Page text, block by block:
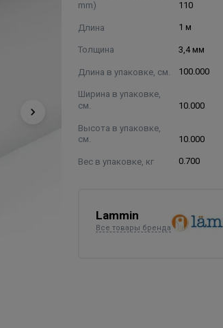
mm)
110
Длина 1 м
Толщина 3,4 мм
Длина в упаковке, см. 100.000
Ширина в упаковке,
см.
10.000
Высота в упаковке,
см.
10.000
Вес в упаковке, кг 0.700
Lammin
Все товары бренда